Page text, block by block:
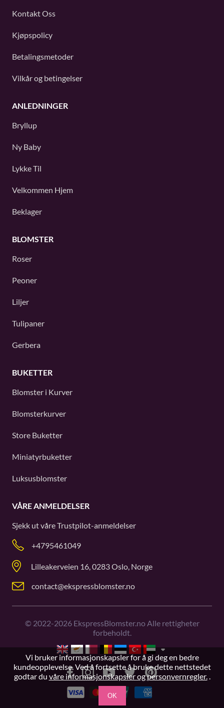
Kontakt Oss
Kjøpspolicy
Betalingsmetoder
Vilkår og betingelser
ANLEDNINGER
Bryllup
Ny Baby
Lykke Til
Velkommen Hjem
Beklager
BLOMSTER
Roser
Peoner
Liljer
Tulipaner
Gerbera
BUKETTER
Blomster i Kurver
Blomsterkurver
Store Buketter
Miniatyrbuketter
Luksusblomster
VÅRE ANMELDELSER
Sjekk ut våreTrustpilot-anmeldelser
+4795461049
Lilleakerveien 16, 0283 Oslo, Norge
contact@ekspressblomster.no
© 2022-2026EkspressBlomster.no Alle rettigheter
forbeholdt.
Vi bruker informasjonskapsler for å gi deg en bedre
kundeopplevelse. Ved å fortsette å bruke dette nettstedet
godtar du våre informasjonskapsler og personvernregler..
OK